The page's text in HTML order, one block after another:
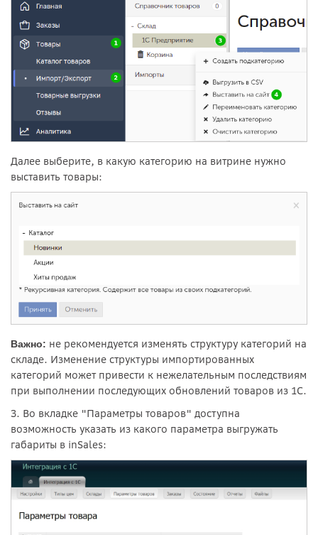
Далее выберите, в какую категорию на витрине нужно
выставить товары:
Важно: не рекомендуется изменять структуру категорий на
складе. Изменение структуры импортированных
категорий может привести к нежелательным последствиям
при выполнении последующих обновлений товаров из 1С.
3. Во вкладке "Параметры товаров" доступна
возможность указать из какого параметра выгружать
габариты в inSales: